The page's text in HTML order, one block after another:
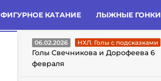
ФИГУРНОЕ КАТАНИЕ ЛЫЖНЫЕ ГОНКИ
ГОЛЫ С ПОДСКАЗКАМИ
06.02.2026 НХЛ. Голы с подсказками
Голы Свечникова и Дорофеева 6
февраля